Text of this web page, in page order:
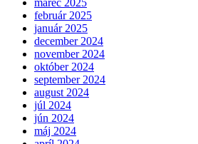
február 2025
január 2025
december 2024
november 2024
október 2024
september 2024
august 2024
júl 2024
jún 2024
máj 2024